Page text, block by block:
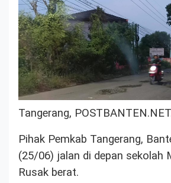
Tangerang,
Pihak Pemkab Tangerang,
(25/06) jalan di depan sekolah
Rusak berat.